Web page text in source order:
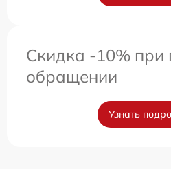
Скидка -10% при
обращении
Узнать